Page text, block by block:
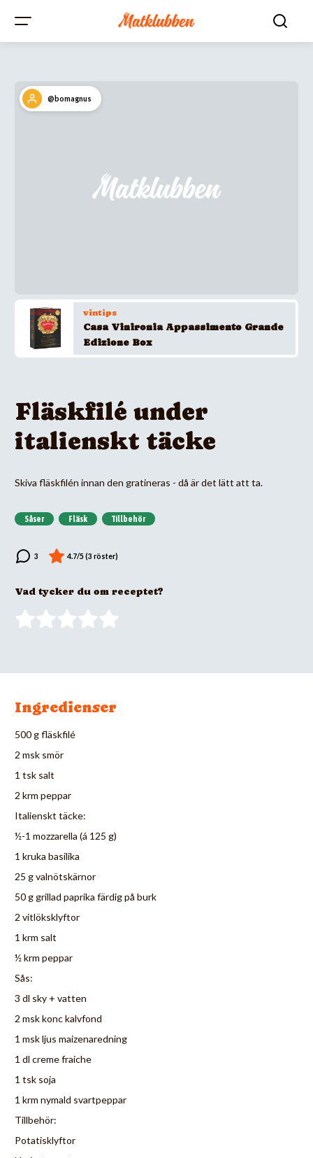
@bomagnus
vintips
Casa Vinironia Appassimento Grande
Edizione Box
Fläskfilé under
italienskt täcke
Skiva fläskfilén innan den gratineras - då är det lätt att ta.
Såser Fläsk Tillbehör
Vad tycker du om receptet?
Ingredienser
500 g fläskfilé
2 msk smör
1 tsk salt
2 krm peppar
Italienskt täcke:
½-1 mozzarella (á 125 g)
1 kruka basilika
25 g valnötskärnor
50 g grillad paprika färdig på burk
2 vitlöksklyftor
1 krm salt
½ krm peppar
Sås:
3 dl sky + vatten
2 msk konc kalvfond
1 msk ljus maizenaredning
1 dl creme fraiche
1 tsk soja
1 krm nymald svartpeppar
Tillbehör:
Potatisklyftor